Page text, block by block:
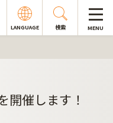
LANGUAGE 検索 MENU
開催します！